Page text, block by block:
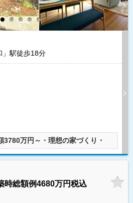
」駅徒歩18分
3780万円～・理想の家づくり・
時総額例4680万円税込